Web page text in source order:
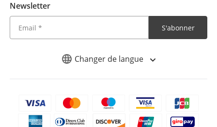
Changer de langue
Newsletter
S'abonner